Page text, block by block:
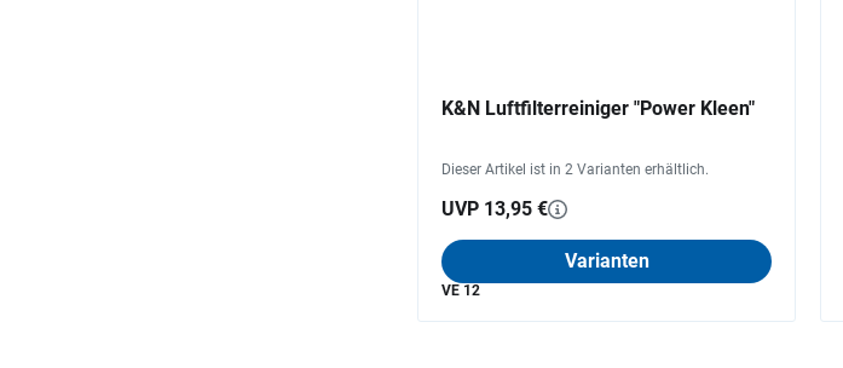
K&N Luftfilterreiniger "Power Kleen"
Dieser Artikel ist in 2 Varianten erhältlich.
UVP 13,95 €
Varianten
VE 12